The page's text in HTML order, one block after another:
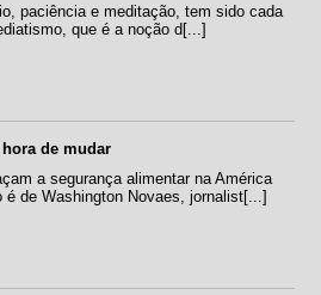
paciência e meditação, tem sido cada
que é a noção d[...]
de mudar
a segurança alimentar na América
é de Washington Novaes, jornalist[...]